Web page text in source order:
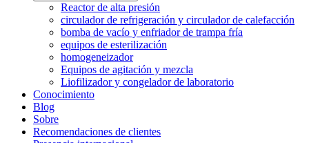
Reactor de alta presión
circulador de refrigeración y circulador de calefacción
bomba de vacío y enfriador de trampa fría
equipos de esterilización
homogeneizador
Equipos de agitación y mezcla
Liofilizador y congelador de laboratorio
Conocimiento
Blog
Sobre
Recomendaciones de clientes